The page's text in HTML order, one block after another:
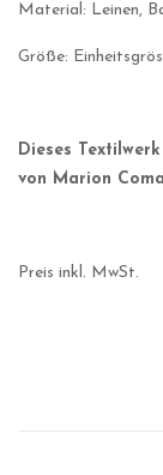
Material: Leinen,
Größe:
Dieses
von Marion
Preis inkl. MwSt.